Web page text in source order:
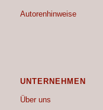
Autorenhinweise
UNTERNEHMEN
Über uns